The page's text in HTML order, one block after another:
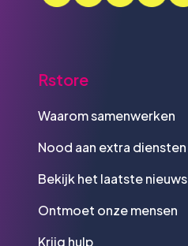
Rstore
Waarom samenwerken
Nood aan extra diensten
Bekijk het laatste nieuws
Ontmoet onze mensen
Krijg hulp